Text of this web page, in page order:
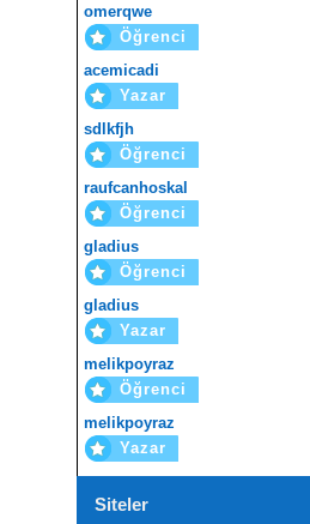
omerqwe
Öğrenci
acemicadi
Yazar
sdlkfjh
Öğrenci
raufcanhoskal
Öğrenci
gladius
Öğrenci
gladius
Yazar
melikpoyraz
Öğrenci
melikpoyraz
Yazar
Siteler